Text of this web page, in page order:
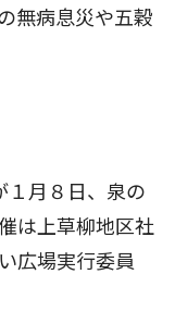
無病息災や五穀
月８日、泉の
は上草柳地区社
広場実行委員